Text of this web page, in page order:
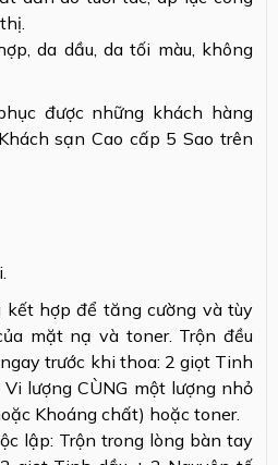
da dầu, da tối màu, không
được những khách hàng
sạn Cao cấp 5 Sao trên
kết hợp để tăng cường và tùy
mặt nạ và toner. Trộn đều
trước khi thoa: 2 giọt Tinh
lượng CÙNG một lượng nhỏ
Khoáng chất) hoặc toner.
lập: Trộn trong lòng bàn tay